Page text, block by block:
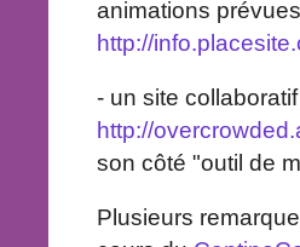
animations
http://
- un site
http://
son côté "outil de m
Plusieurs